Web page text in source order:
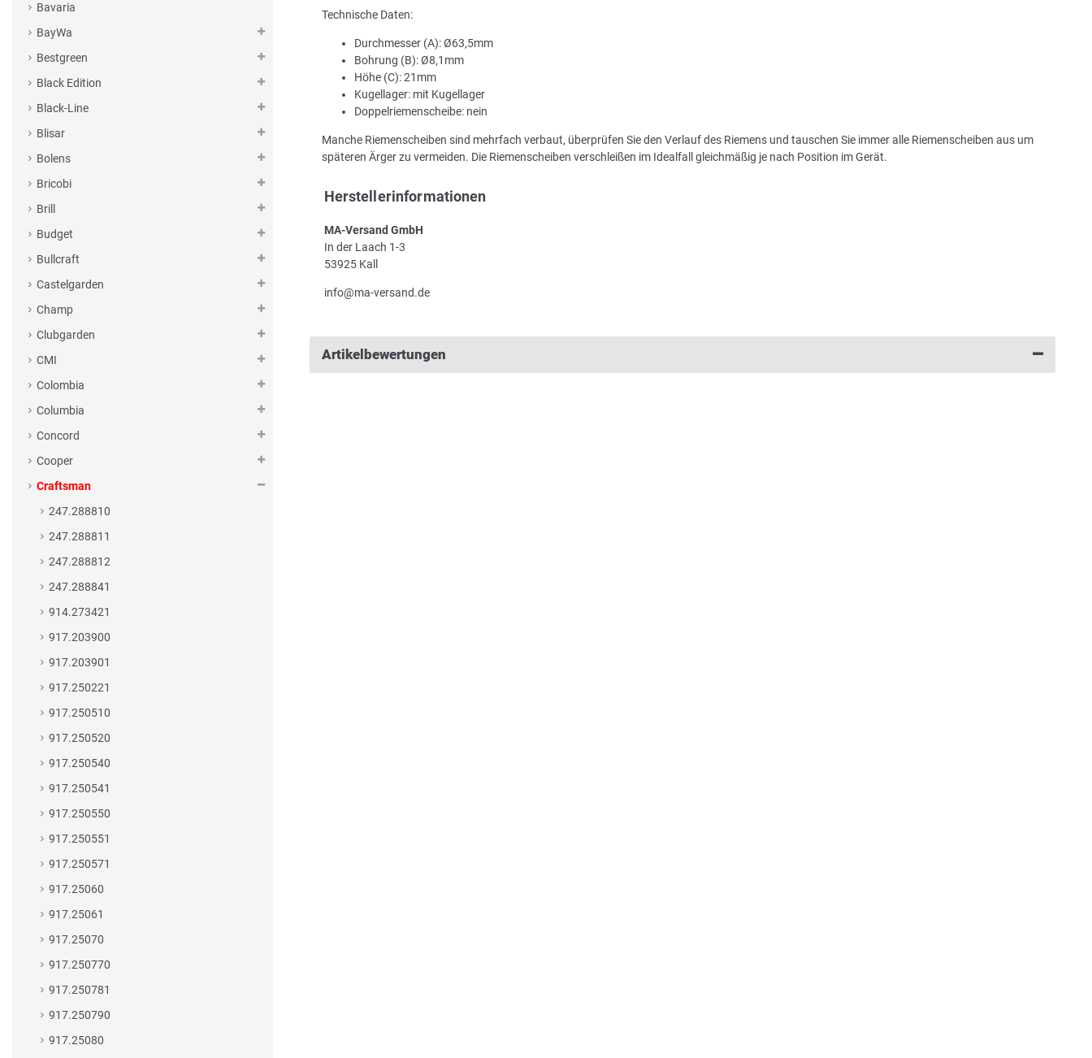
Bavaria
BayWa
Bestgreen
Black Edition
Black-Line
Blisar
Bolens
Bricobi
Brill
Budget
Bullcraft
Castelgarden
Champ
Clubgarden
CMI
Colombia
Columbia
Concord
Cooper
Craftsman
247.288810
247.288811
247.288812
247.288841
914.273421
917.203900
917.203901
917.250221
917.250510
917.250520
917.250540
917.250541
917.250550
917.250551
917.250571
917.25060
917.25061
917.25070
917.250770
917.250781
917.250790
917.25080
Technische Daten:
Durchmesser (A): Ø63,5mm
Bohrung (B): Ø8,1mm
Höhe (C): 21mm
Kugellager: mit Kugellager
Doppelriemenscheibe: nein
Manche Riemenscheiben sind mehrfach verbaut, überprüfen Sie den Verlauf des Riemens und tauschen Sie immer alle Riemenscheiben aus um
späteren Ärger zu vermeiden. Die Riemenscheiben verschleißen im Idealfall gleichmäßig je nach Position im Gerät.
Herstellerinformationen
MA-Versand GmbH
In der Laach 1-3
53925 Kall
info@ma-versand.de
Artikelbewertungen